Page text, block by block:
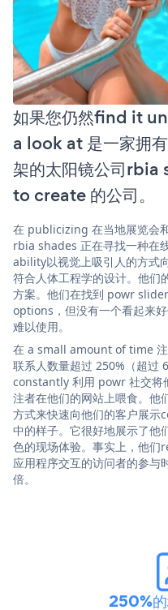
如果您仍然find it
a look at 是一家拥
架的太阳镜公司
to create 的公司。
在 publicizing 在当地展览会
rbia shades 正在寻找一种在
ability以视觉上吸引人的方式
符合人体工程学的设计。他们
方案。他们在找到 powr
options，但没有一个看起来
难以使用。
在 a small amount of time
联系人数量超过 250%（超过
constantly 利用 powr 社交将
注者在他们的网站上喂食。
方式来快速向他们的客户展
中的样子。它很好地展示了他
色的现场体验。事实上，他
应用程序交互的访问者的参与
倍。
250%